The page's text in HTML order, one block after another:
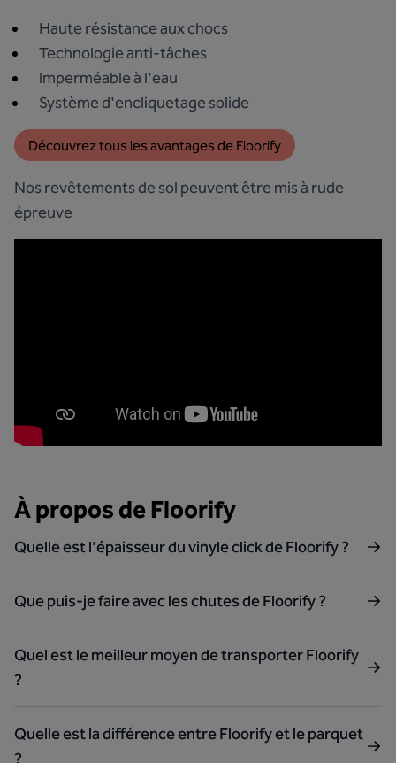
Haute résistance aux chocs
Technologie anti-tâches
Imperméable à l'eau
Système d'encliquetage solide
Découvrez tous les avantages de Floorify
Nos revêtements de sol peuvent être mis à rude
épreuve
À propos de Floorify
Quelle est l'épaisseur du vinyle click de Floorify ?
Que puis-je faire avec les chutes de Floorify ?
Quel est le meilleur moyen de transporter Floorify
?
Quelle est la différence entre Floorify et le parquet
?